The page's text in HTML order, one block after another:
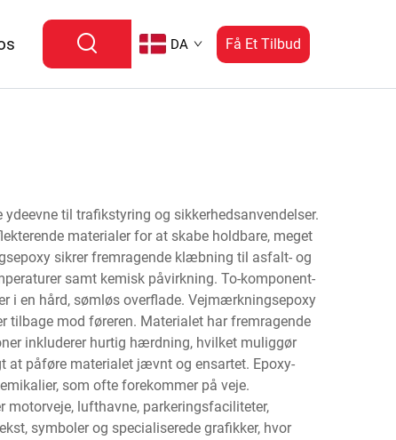
DA Få Et Tilbud
til trafikstyring og sikkerhedsanvendelser.
materialer for at skabe holdbare, meget
sikrer fremragende klæbning til asfalt- og
samt kemisk påvirkning. To-komponent-
i en hård, sømløs overflade. Vejmærkningsepoxy
tilbage mod føreren. Materialet har fremragende
inkluderer hurtig hærdning, hvilket muliggør
at påføre materialet jævnt og ensartet. Epoxy-
som ofte forekommer på veje.
lufthavne, parkeringsfaciliteter,
symboler og specialiserede grafikker, hvor